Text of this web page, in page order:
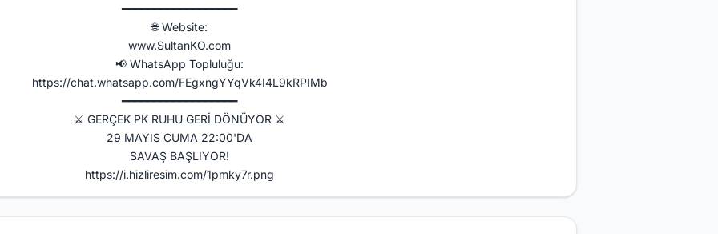
━━━━━━━━━━━━━━━━━━
🌐 Website:
www.SultanKO.com
📢 WhatsApp Topluluğu:
https://chat.whatsapp.com/FEgxngYYqVk4I4L9kRPIMb
━━━━━━━━━━━━━━━━━━
⚔ GERÇEK PK RUHU GERİ DÖNÜYOR ⚔
29 MAYIS CUMA 22:00'DA
SAVAŞ BAŞLIYOR!
https://i.hizliresim.com/1pmky7r.png